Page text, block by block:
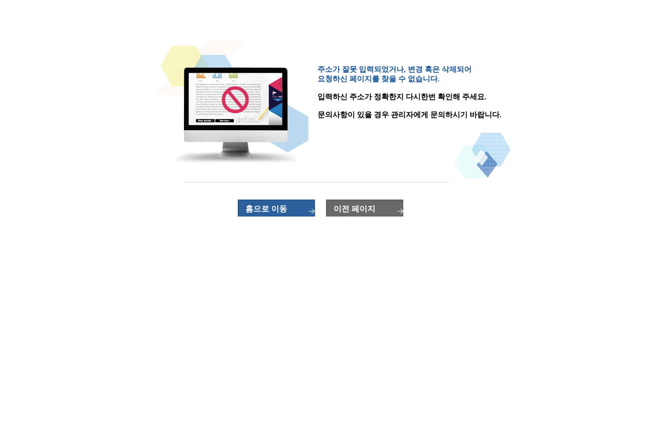
주소가 잘못 입력되었거나, 변경 혹은 삭제되어
요청하신 페이지를 찾을 수 없습니다.
입력하신 주소가 정확한지 다시한번 확인해 주세요.
문의사항이 있을 경우 관리자에게 문의하시기 바랍니다.
홈으로 이동 이전 페이지